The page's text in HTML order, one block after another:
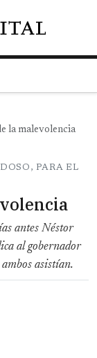
principal
la malevolencia
PARA EL
antes Néstor
al gobernador
asistían.